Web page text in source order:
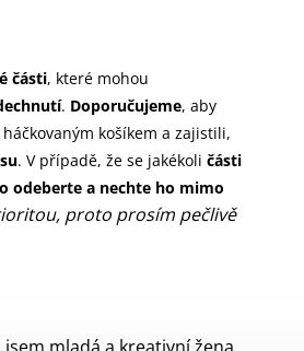
části, které mohou
. Doporučujeme, aby
košíkem a zajistili,
. V případě, že se jakékoli části
odeberte a nechte ho mimo
proto prosím pečlivě